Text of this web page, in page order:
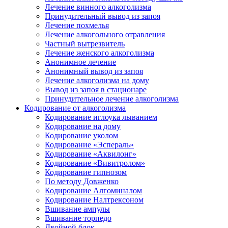
Лечение винного алкоголизма
Принудительный вывод из запоя
Лечение похмелья
Лечение алкогольного отравления
Частный вытрезвитель
Лечение женского алкоголизма
Анонимное лечение
Анонимный вывод из запоя
Лечение алкоголизма на дому
Вывод из запоя в стационаре
Принудительное лечение алкоголизма
Кодирование от алкоголизма
Кодирование иглоука лыванием
Кодирование на дому
Кодирование уколом
Кодирование «Эспераль»
Кодирование «Аквилонг»
Кодирование «Вивитролом»
Кодирование гипнозом
По методу Довженко
Кодирование Алгоминалом
Кодирование Налтрексоном
Вшивание ампулы
Вшивание торпедо